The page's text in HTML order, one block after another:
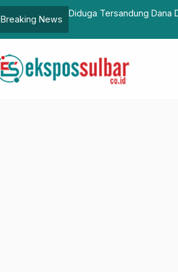
Breaking News
Diduga Tersandung Dana